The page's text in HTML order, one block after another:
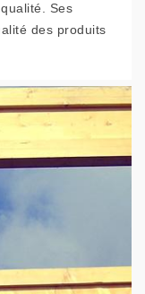
Ses
des produits